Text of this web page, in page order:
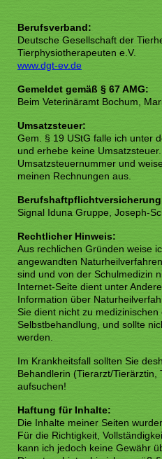
Berufsverband:
Deutsche Gesellschaft der
Tierphysiotherapeuten e.V.
www.dgt-ev.de
Gemeldet gemäß § 67 AMG:
Beim Veterinäramt Bochum,
Umsatzsteuer:
Gem. § 19 UStG falle ich unter
und erhebe keine
Umsatzsteuernummer und
meinen Rechnungen aus.
Signal Iduna Gruppe, Joseph-
Rechtlicher Hinweis:
Aus rechlichen Gründen weise
angewandten
sind und von der Schulmedizin
Internet-Seite dient unter
Information über
Sie dient nicht zu
Selbstbehandlung, und sollte
werden.
Im Krankheitsfall sollten Sie
Behandlerin (Tierarzt/Tierärztin,
aufsuchen!
Haftung für Inhalte:
Die Inhalte meiner Seiten
Für die Richtigkeit,
kann ich jedoch keine Gewähr